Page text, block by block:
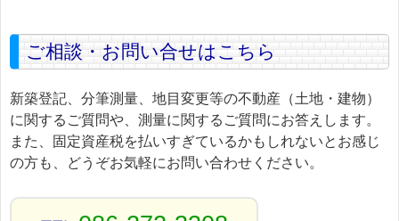
ご相談・お問い合せはこちら
新築登記、分筆測量、地目変更等の不動産（土地・建物）
に関するご質問や、測量に関するご質問にお答えします。
また、固定資産税を払いすぎているかもしれないとお感じ
の方も、どうぞお気軽にお問い合わせください。